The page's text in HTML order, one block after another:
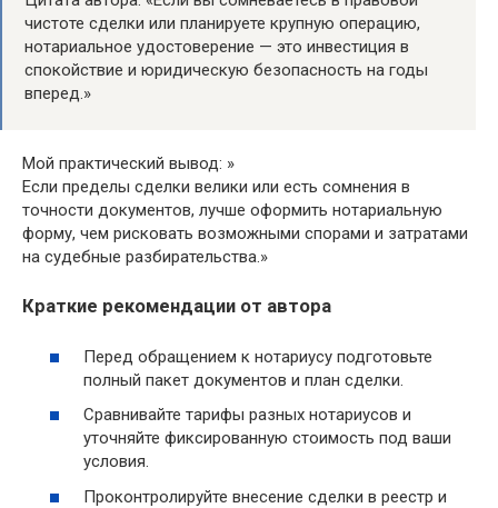
чистоте сделки или планируете крупную операцию,
нотариальное удостоверение — это инвестиция в
спокойствие и юридическую безопасность на годы
вперед.»
Мой практический вывод: »
Если пределы сделки велики или есть сомнения в
точности документов, лучше оформить нотариальную
форму, чем рисковать возможными спорами и затратами
на судебные разбирательства.»
Краткие рекомендации от автора
Перед обращением к нотариусу подготовьте
полный пакет документов и план сделки.
Сравнивайте тарифы разных нотариусов и
уточняйте фиксированную стоимость под ваши
условия.
Проконтролируйте внесение сделки в реестр и